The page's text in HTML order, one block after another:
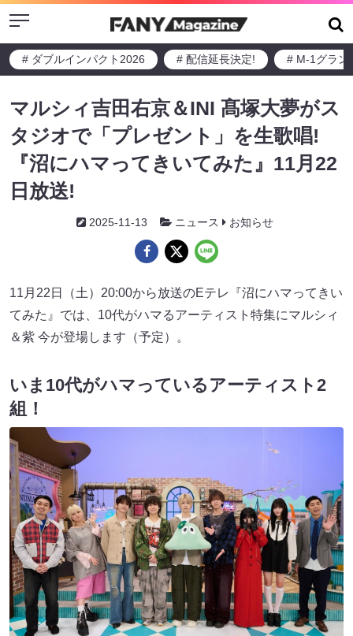
Menu
# ダブルインパクト2026 # 配信延長決定! # M-1グラン
マルシィ吉田右京＆INI 髙塚大夢がス
タジオで「プレゼント」を生歌唱!
『沼にハマってきいてみた』11月22
日放送!
2025-11-13 ニュース お知らせ
11月22日（土）20:00から放送のEテレ『沼にハマってきい
てみた』では、10代がハマるアーティスト特集にマルシィ
＆紫 今が登場します（予定）。
いま10代がハマっているアーティスト2
組！